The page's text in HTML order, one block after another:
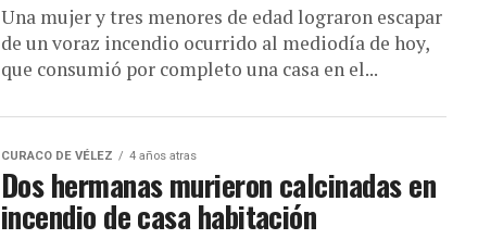
Una mujer y tres menores de edad lograron escapar
de un voraz incendio ocurrido al mediodía de hoy,
que consumió por completo una casa en el...
CURACO DE VÉLEZ 4 años atras
Dos hermanas murieron calcinadas en
incendio de casa habitación